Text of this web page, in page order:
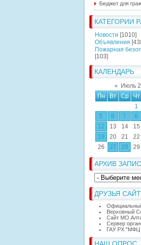
Бюджет для
КАТЕГОРИИ
Новости [1010]
Объявления
Пожарная
[103]
КАЛЕНДАРЬ
« Июль
Пн
Вт Ср Чт
1
5
6 7 8
12
13 14 15
19
20 21 22
26
27 28 29
АРХИВ
ДРУЗЬЯ
Верховный
Сайт МО
Сервер
ГАУ РХ "МФЦ